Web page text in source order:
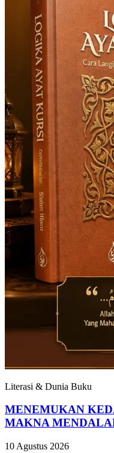
Literasi & Dunia Buku
MENEMUKAN
MAKNA
10 Agustus 2026